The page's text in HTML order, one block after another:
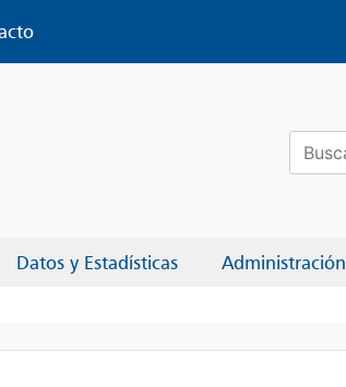
Datos y Estadísticas Administración
Buscar: